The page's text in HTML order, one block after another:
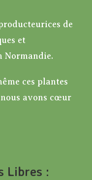
de
et
Normandie.
ces plantes
avons cœur
Libres :